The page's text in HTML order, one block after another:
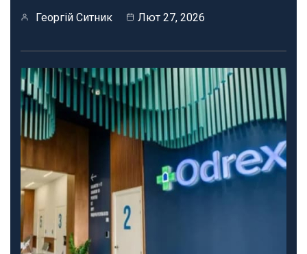
Георгій Ситник Лют 27, 2026